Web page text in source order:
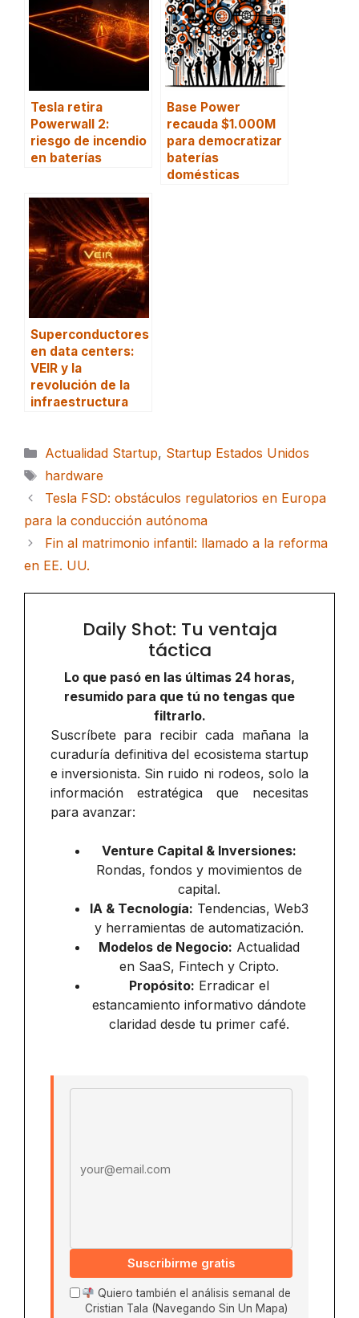
Tesla retira
Powerwall 2:
riesgo de incendio
en baterías
Base Power
recauda $1.000M
para democratizar
baterías
domésticas
Superconductores
en data centers:
VEIR y la
revolución de la
infraestructura
Categorías
Actualidad Startup, Startup Estados Unidos
Etiquetas
hardware
Tesla FSD: obstáculos regulatorios en Europa
para la conducción autónoma
Fin al matrimonio infantil: llamado a la reforma
en EE. UU.
Daily Shot: Tu ventaja
táctica
Lo que pasó en las últimas 24 horas,
resumido para que tú no tengas que
filtrarlo.
Suscríbete para recibir cada mañana la
curaduría definitiva del ecosistema startup
e inversionista. Sin ruido ni rodeos, solo la
información estratégica que necesitas
para avanzar:
Venture Capital & Inversiones:
Rondas, fondos y movimientos de
capital.
IA & Tecnología: Tendencias, Web3
y herramientas de automatización.
Modelos de Negocio: Actualidad
en SaaS, Fintech y Cripto.
Propósito: Erradicar el
estancamiento informativo dándote
claridad desde tu primer café.
Suscribirme gratis
Quiero también el análisis semanal de
Cristian Tala (Navegando Sin Un Mapa)